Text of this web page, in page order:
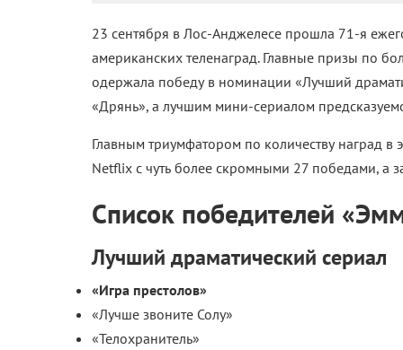
23 сентября в Лос-Анджелесе прошла 71-я
американских теленаград. Главные призы по
одержала победу в номинации «Лучший
«Дрянь», а лучшим мини-сериалом
Главным триумфатором по количеству наград в
Netflix с чуть более скромными 27 победами, а
Список победителей
Лучший драматический сериал
«Игра престолов»
«Лучше звоните Солу»
«Телохранитель»